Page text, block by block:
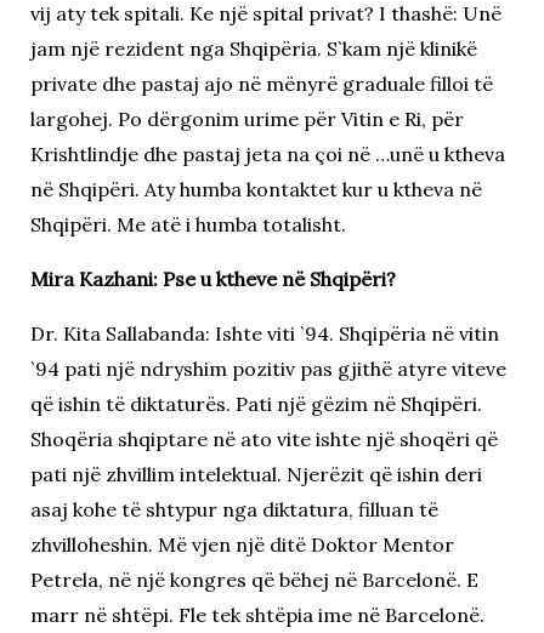
vij aty tek spitali. Ke një spital privat? I thashë: Unë
jam një rezident nga Shqipëria. S`kam një klinikë
private dhe pastaj ajo në mënyrë graduale filloi të
largohej. Po dërgonim urime për Vitin e Ri, për
Krishtlindje dhe pastaj jeta na çoi në …unë u ktheva
në Shqipëri. Aty humba kontaktet kur u ktheva në
Shqipëri. Me atë i humba totalisht.
Mira Kazhani: Pse u ktheve në Shqipëri?
Dr. Kita Sallabanda: Ishte viti `94. Shqipëria në vitin
`94 pati një ndryshim pozitiv pas gjithë atyre viteve
që ishin të diktaturës. Pati një gëzim në Shqipëri.
Shoqëria shqiptare në ato vite ishte një shoqëri që
pati një zhvillim intelektual. Njerëzit që ishin deri
asaj kohe të shtypur nga diktatura, filluan të
zhvilloheshin. Më vjen një ditë Doktor Mentor
Petrela, në një kongres që bëhej në Barcelonë. E
marr në shtëpi. Fle tek shtëpia ime në Barcelonë.